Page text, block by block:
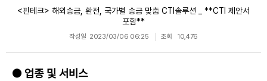
<핀테크> 해외송금, 환전, 국가별 송금 맞춤 CTI솔루션 _ **CTI 제안서
포함**
작성일 2023/03/06 06:25 조회 10,476
● 업종 및 서비스